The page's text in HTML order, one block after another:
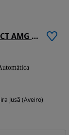
Mercedes-Benz CLA 220 (CDI) d 7G-DCT AMG Line
Jusã (Aveiro)